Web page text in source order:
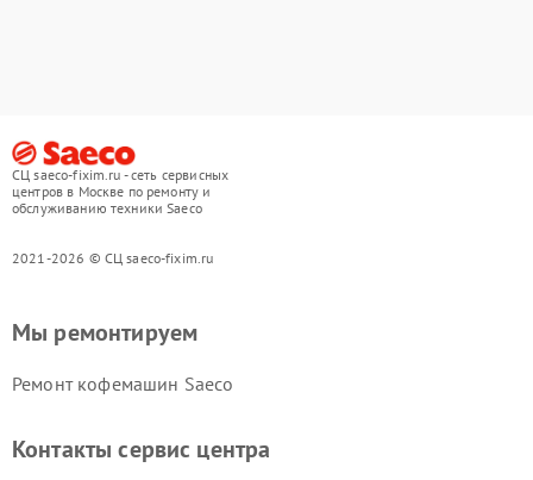
СЦ saeco-fixim.ru - сеть сервисных
центров в Москве по ремонту и
обслуживанию техники Saeco
2021-2026 © СЦ saeco-fixim.ru
Мы ремонтируем
Ремонт кофемашин Saeco
Контакты сервис центра